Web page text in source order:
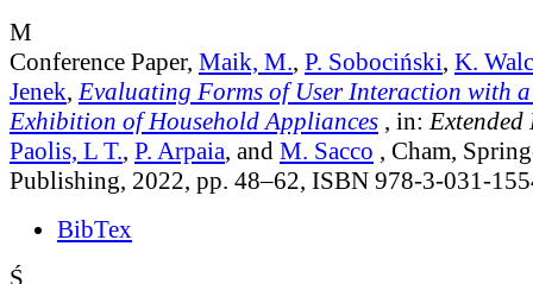
M
Conference Paper, Maik, M., P. Sobociński, K.
Jenek, Evaluating Forms of User Interaction with
Exhibition of Household Appliances , in: Extended
Paolis, L T., P. Arpaia, and M. Sacco , Cham,
Publishing, 2022, pp. 48–62, ISBN 978-3-031-
BibTex
Ś